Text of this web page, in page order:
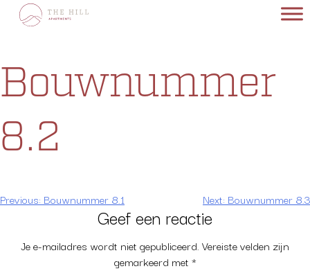
Bouwnummer
8.2
Bericht
navigatie
Previous: Bouwnummer 8.1 Next: Bouwnummer 8.3
Geef een reactie
Je e-mailadres wordt niet gepubliceerd. Vereiste velden zijn
gemarkeerd met *